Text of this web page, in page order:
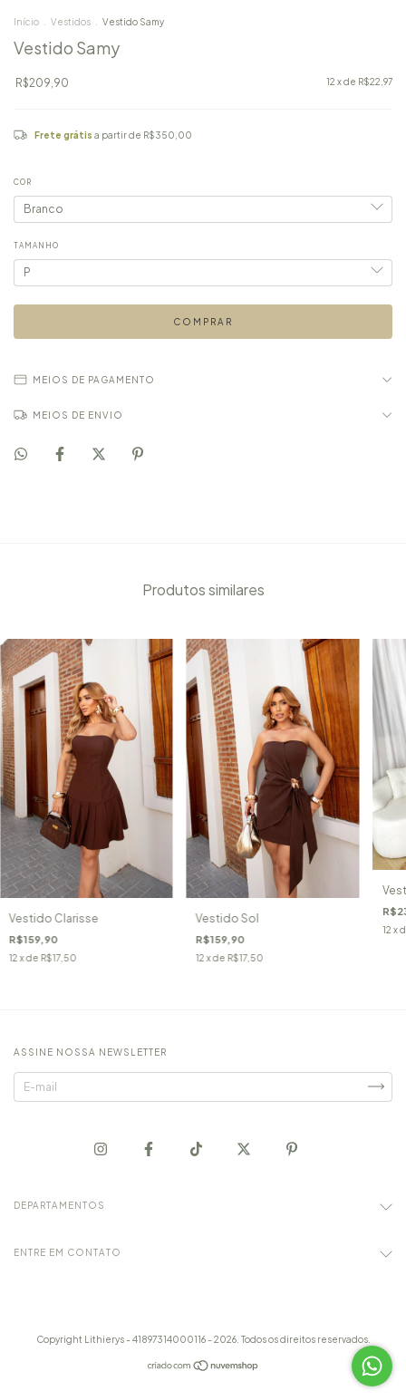
Início Vestidos Vestido Samy
Vestido Samy
R$209,90 12 x de R$22,97
Frete grátis a partir de R$350,00
COR
TAMANHO
MEIOS DE PAGAMENTO
MEIOS DE ENVIO
Produtos similares
Vestido Clarisse
R$159,90
12 x de R$17,50
Vestido Sol
R$159,90
12 x de R$17,50
12 x
ASSINE NOSSA NEWSLETTER
DEPARTAMENTOS
ENTRE EM CONTATO
Copyright Lithierys - 41897314000116 - 2026. Todos os direitos reservados.